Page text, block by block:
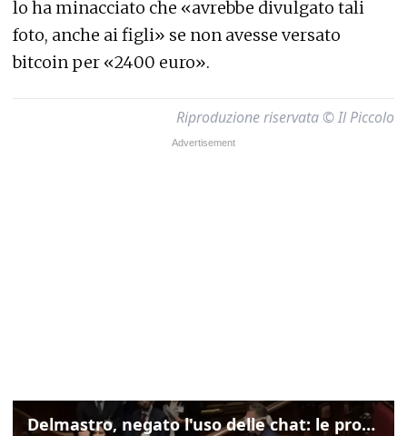
lo ha minacciato che «avrebbe divulgato tali
foto, anche ai figli» se non avesse versato
bitcoin per «2400 euro».
Riproduzione riservata © Il Piccolo
Delmastro, negato l'uso delle chat: le proteste di Avs e M5s